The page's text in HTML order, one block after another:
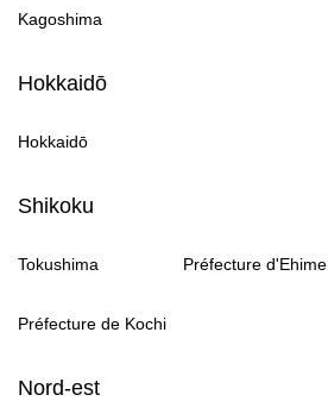
Kagoshima
Hokkaidō
Hokkaidō
Shikoku
Tokushima Préfecture d'Ehime
Préfecture de Kochi
Nord-est